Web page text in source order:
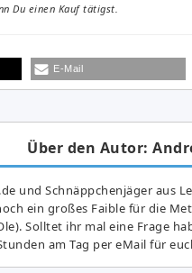
Du einen Kauf tätigst.
E-Mail
Über den Autor:
und Schnäppchenjäger aus
ein großes Fai­ble für die
Solltet ihr mal eine Frage
am Tag per eMail für